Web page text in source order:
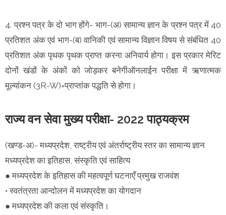
4. प्रश्न पत्र के दो भाग होंगे- भाग-(अ) सामान्य ज्ञान के प्रश्न पत्र में 40
प्रतिशत अंक एवं भाग-(ब) वानिकी एवं सामान्य विज्ञान विषय से संबंधित 40
प्रतिशत अंक पृथक पृथक प्राप्त करना अनिवार्य होगा। इस प्रकार मेरिट
दोनों खंडों के अंकों को जोड़कर बनेगीऑनलाईन परीक्षा में ऋणात्मक
मूल्यांकन (3R-W)=प्राप्तांक पद्धति से होगा।
राज्य वन सेवा मुख्य परीक्षा- 2022 पाठ्यक्रम
(खण्ड-अ)- मध्यप्रदेश, राष्ट्रीय एवं अंतर्राष्ट्रीय स्तर का सामान्य ज्ञान
मध्यप्रदेश का इतिहास, संस्कृति एवं साहित्य
● मध्यप्रदेश के इतिहास की महत्वपूर्ण घटनाएँ प्रमुख राजवंश
• स्वतंत्रता आन्दोलन में मध्यप्रदेश का योगदान
● मध्यप्रदेश की कला एवं संस्कृति।